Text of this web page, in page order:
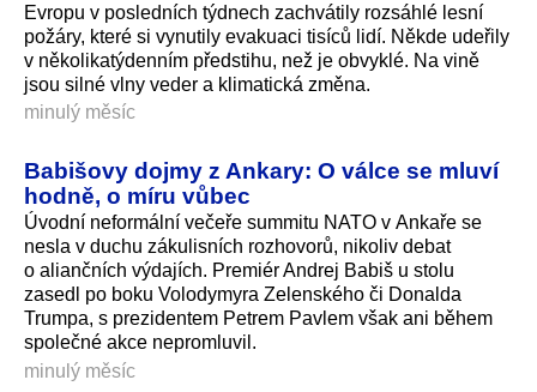
Evropu v posledních týdnech zachvátily rozsáhlé lesní
požáry, které si vynutily evakuaci tisíců lidí. Někde udeřily
v několikatýdenním předstihu, než je obvyklé. Na vině
jsou silné vlny veder a klimatická změna.
minulý měsíc
Babišovy dojmy z Ankary: O válce se mluví
hodně, o míru vůbec
Úvodní neformální večeře summitu NATO v Ankaře se
nesla v duchu zákulisních rozhovorů, nikoliv debat
o aliančních výdajích. Premiér Andrej Babiš u stolu
zasedl po boku Volodymyra Zelenského či Donalda
Trumpa, s prezidentem Petrem Pavlem však ani během
společné akce nepromluvil.
minulý měsíc